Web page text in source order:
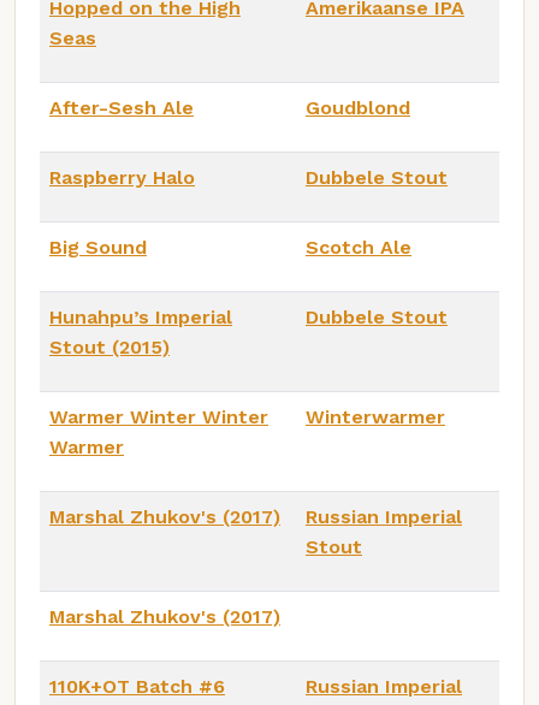
Hopped on the High
Seas
Amerikaanse IPA
After-Sesh Ale Goudblond
Raspberry Halo Dubbele Stout
Big Sound Scotch Ale
Hunahpu’s Imperial
Stout (2015)
Dubbele Stout
Warmer Winter Winter
Warmer
Winterwarmer
Marshal Zhukov's (2017)
Russian Imperial
Stout
Marshal Zhukov's (2017)
110K+OT Batch #6
Russian Imperial